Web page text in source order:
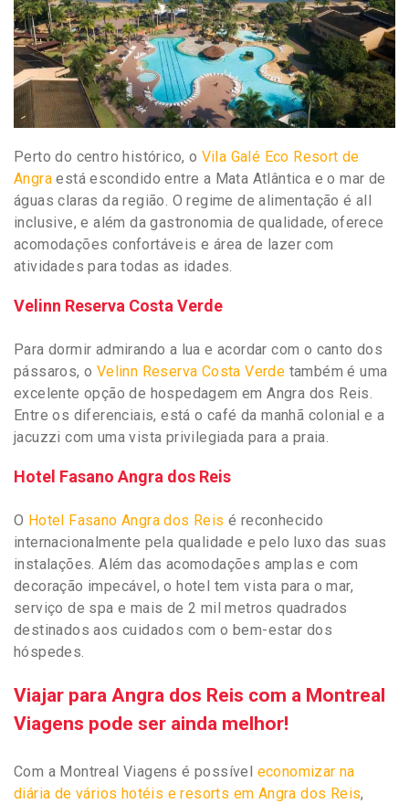
Perto do centro histórico, o Vila Galé Eco Resort de
Angra está escondido entre a Mata Atlântica e o mar de
águas claras da região. O regime de alimentação é all
inclusive, e além da gastronomia de qualidade, oferece
acomodações confortáveis e área de lazer com
atividades para todas as idades.
Velinn Reserva Costa Verde
Para dormir admirando a lua e acordar com o canto dos
pássaros, o Velinn Reserva Costa Verde também é uma
excelente opção de hospedagem em Angra dos Reis.
Entre os diferenciais, está o café da manhã colonial e a
jacuzzi com uma vista privilegiada para a praia.
Hotel Fasano Angra dos Reis
O Hotel Fasano Angra dos Reisé reconhecido
internacionalmente pela qualidade e pelo luxo das suas
instalações. Além das acomodações amplas e com
decoração impecável, o hotel tem vista para o mar,
serviço de spa e mais de 2 mil metros quadrados
destinados aos cuidados com o bem-estar dos
hóspedes.
Viajar para Angra dos Reis com a Montreal
Viagens pode ser ainda melhor!
Com a Montreal Viagens é possível economizar na
diária de vários hotéis e resorts em Angra dos Reis,